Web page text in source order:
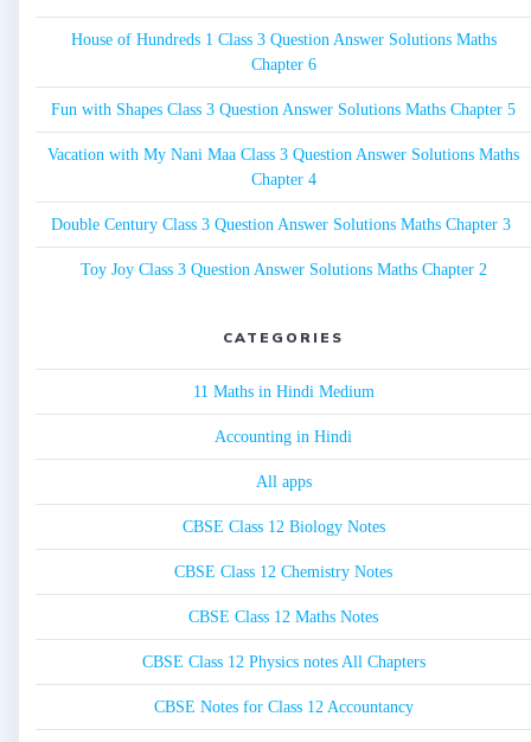
House of Hundreds 1 Class 3 Question Answer Solutions Maths
Chapter 6
Fun with Shapes Class 3 Question Answer Solutions Maths Chapter 5
Vacation with My Nani Maa Class 3 Question Answer Solutions Maths
Chapter 4
Double Century Class 3 Question Answer Solutions Maths Chapter 3
Toy Joy Class 3 Question Answer Solutions Maths Chapter 2
CATEGORIES
11 Maths in Hindi Medium
Accounting in Hindi
All apps
CBSE Class 12 Biology Notes
CBSE Class 12 Chemistry Notes
CBSE Class 12 Maths Notes
CBSE Class 12 Physics notes All Chapters
CBSE Notes for Class 12 Accountancy